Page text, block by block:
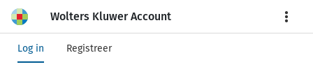
Wolters Kluwer Account More
Log in Registreer